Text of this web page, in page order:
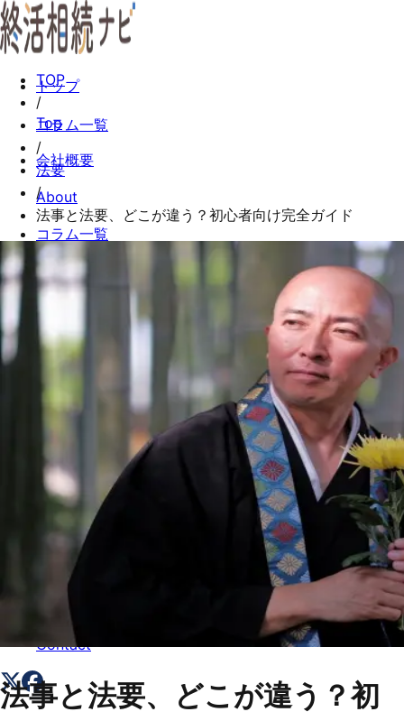
トップ
Top
会社概要
About
コラム一覧
Columns
Contact
トップ
Top
会社概要
コラム一覧
Columns
お問い合わせ
Contact
TOP
/
コラム一覧
/
法要
/
法事と法要、どこが違う？初心者向け完全ガイド
法事と法要、どこが違う？初